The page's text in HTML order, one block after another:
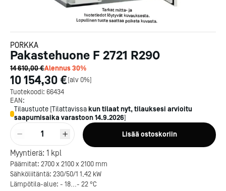
PORKKA
Pakastehuone F 2721 R290
14 610,00 €Alennus30%
10 154,30 €[alv 0%]
Tuotekoodi: 66434
EAN:
Tilaustuote [Tilattavissa kun tilaat nyt, tilauksesi arvioitu
saapumisaika varastoon14.9.2026]
1 Lisää ostoskoriin
Myyntierä: 1 kpl
Päämitat: 2700 x 2100 x 2100 mm
Sähköliitäntä: 230/50/1 1,42 kW
Lämpötila-alue: - 18...- 22 °C